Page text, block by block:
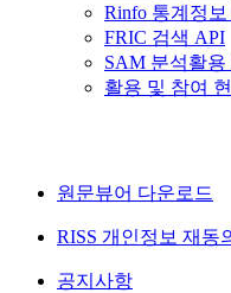
Rinfo 통계정
FRIC 검색 API
SAM 분석활용
활용 및 참여
원문뷰어 다운로드
RISS 개인정보 재동
공지사항